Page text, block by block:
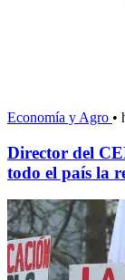
Economía y Agro •
Director del
todo el país la